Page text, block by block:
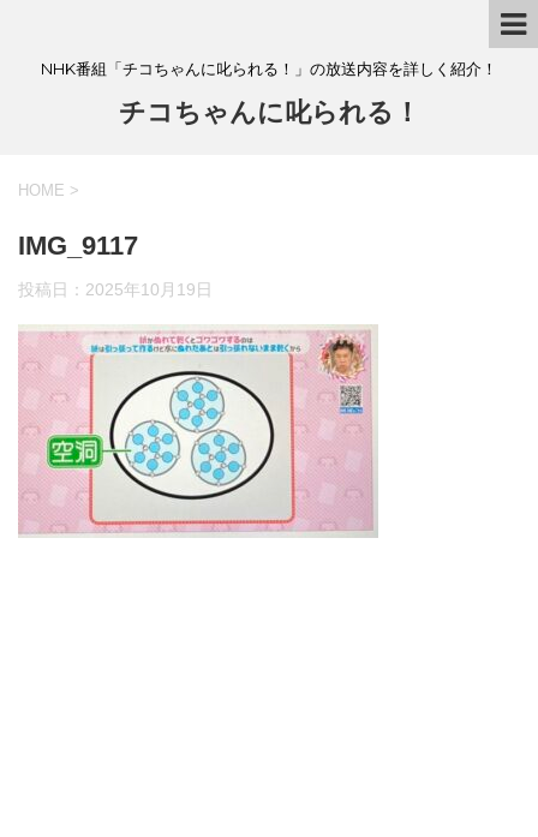
NHK番組「チコちゃんに叱られる！」の放送内容を詳しく紹介！
チコちゃんに叱られる！
HOME >
IMG_9117
投稿日： 2025年10月19日